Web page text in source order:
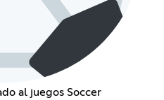
al juegos Soccer